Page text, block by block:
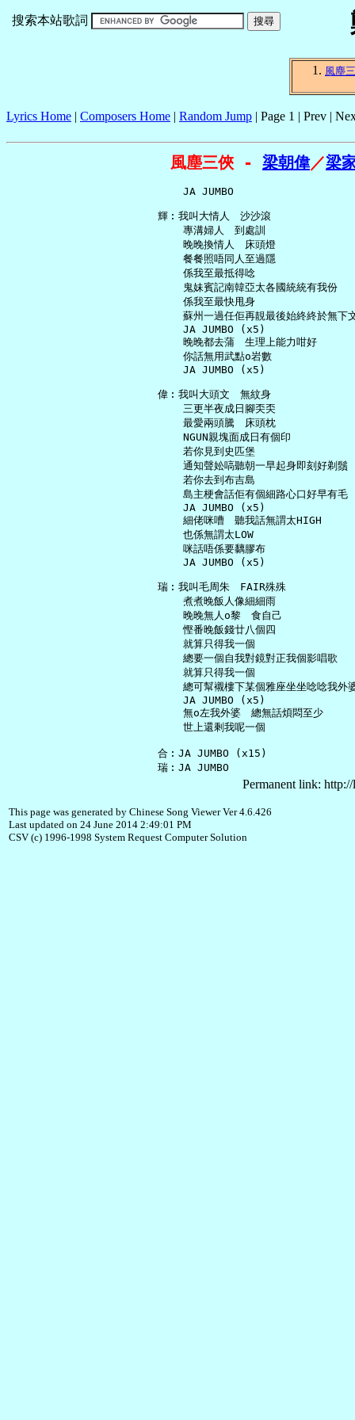
搜索本站歌詞
風塵
Lyrics Home | Composers Home | Random Jump | Page 1 | Prev |
風塵三俠 - 梁朝偉／梁
       JA JUMBO
   輝︰我叫大情人　沙沙滾
       專溝婦人　到處訓
       晚晚換情人　床頭燈
       餐餐照唔同人至過隱
       係我至最抵得唸
       鬼妹賓記南韓亞太各國統統有我份
       係我至最快甩身
蘇州一過任佢再靚最後始終終於無下
       JA JUMBO (x5)
       晚晚都去蒲　生理上能力咁好
       你話無用武點o岩數
       JA JUMBO (x5)
   偉︰我叫大頭文　無紋身
       三更半夜成日腳奀奀
       最愛兩頭騰　床頭枕
       NGUN親塊面成日有個印
       若你見到史匹堡
       通知聲妐嗃聽朝一早起身即刻好剃鬚
       若你去到布吉島
       島主梗會話佢有個細路心口好早有毛
       JA JUMBO (x5)
       細佬咪嘈　聽我話無謂太HIGH
       也係無謂太LOW
       咪話唔係要黐膠布
       JA JUMBO (x5)
   瑞︰我叫毛周朱　FAIR殊殊
       煮煮晚飯人像細細雨
       晚晚無人o黎　食自己
       慳番晚飯錢廿八個四
       就算只得我一個
       總要一個自我對鏡對正我個影唱歌
       就算只得我一個
總可幫襯樓下某個雅座坐坐唸唸我外
       JA JUMBO (x5)
       無o左我外婆　總無話煩悶至少
       世上還剩我呢一個
   合︰JA JUMBO (x15)
Permanent link:
This page was generated by Chinese Song Viewer Ver 4.6.426
Last updated on 24 June 2014 2:49:01 PM
CSV (c) 1996-1998 System Request Computer Solution